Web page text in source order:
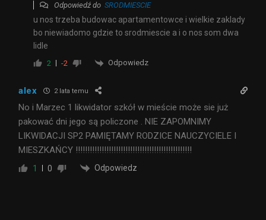
Odpowiedź do SRODMIESCIE
u nos trzeba budowac apartamentowce i wielkie zaklady
bo niewiadomo gdzie to srodmiescie a i o nos som dwa
lidle
2 -2 Odpowiedz
alex 2 lata temu
No i Marzec 1 likwidator szkół w mieście może sie już
pakować dni jego są policzone . NIE ZAPOMNIMY
LIKWIDACJI SP2 PAMIĘTAMY RODZICE NAUCZYCIELE I
MIESZKAŃCY !!!!!!!!!!!!!!!!!!!!!!!!!!!!!!!!!!!!!!!!!!!!!!!!!
1 0 Odpowiedz